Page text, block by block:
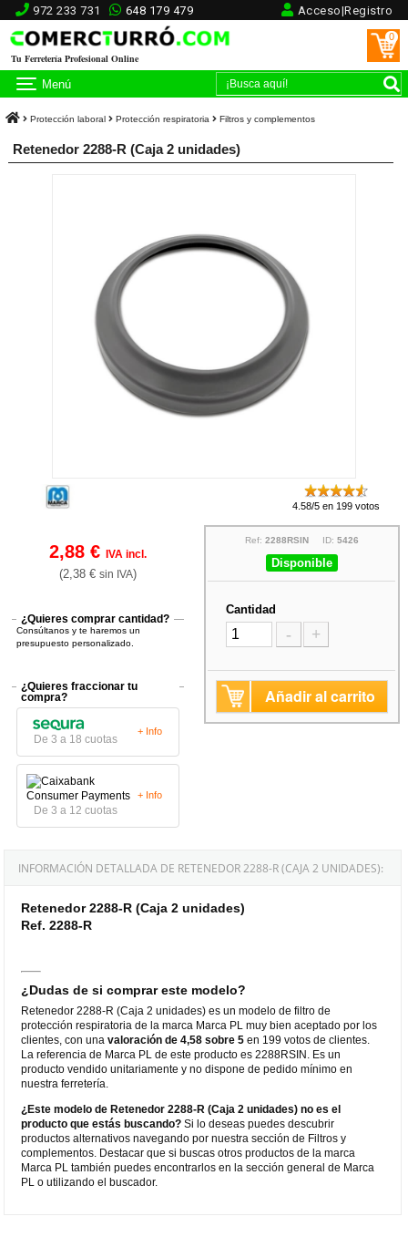
972 233 731 648 179 479 Acceso|Registro
Tu Ferretería Profesional Online
0
Menú
Protección laboral Protección respiratoria Filtros y complementos
Retenedor 2288-R (Caja 2 unidades)
4.58/5 en 199 votos
2,88 €IVA incl.
(2,38 €sin IVA)
¿Quieres comprar cantidad?
Consúltanos y te haremos un
presupuesto personalizado.
¿Quieres fraccionar tu
compra?
De 3 a 18 cuotas
+ Info
De 3 a 12 cuotas
+ Info
Ref: 2288RSINID: 5426
Disponible
Cantidad
- +
Añadir al carrito
INFORMACIÓN DETALLADA DE RETENEDOR 2288-R (CAJA 2 UNIDADES):
Retenedor 2288-R (Caja 2 unidades)
Ref. 2288-R
¿Dudas de si comprar este modelo?
Retenedor 2288-R (Caja 2 unidades) es un modelo de filtro de
protección respiratoria de la marca Marca PL muy bien aceptado por los
clientes, con unavaloración de 4,58 sobre 5 en 199 votos de clientes.
La referencia de Marca PL de este producto es 2288RSIN. Es un
producto vendido unitariamente y no dispone de pedido mínimo en
nuestra ferretería.
¿Este modelo de Retenedor 2288-R (Caja 2 unidades) no es el
producto que estás buscando? Si lo deseas puedes descubrir
productos alternativos navegando por nuestra sección de Filtros y
complementos. Destacar que si buscas otros productos de la marca
Marca PL también puedes encontrarlos en la sección general de Marca
PL o utilizando el buscador.